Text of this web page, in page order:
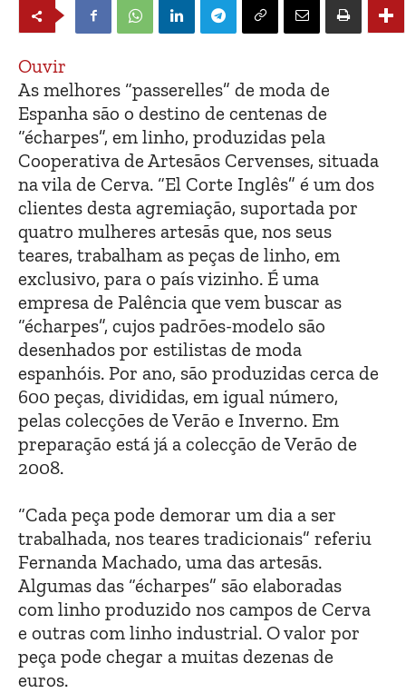
Ouvir
As melhores “passerelles” de moda de
Espanha são o destino de centenas de
“écharpes”, em linho, produzidas pela
Cooperativa de Artesãos Cervenses, situada
na vila de Cerva. “El Corte Inglês” é um dos
clientes desta agremiação, suportada por
quatro mulheres artesãs que, nos seus
teares, trabalham as peças de linho, em
exclusivo, para o país vizinho. É uma
empresa de Palência que vem buscar as
“écharpes”, cujos padrões-modelo são
desenhados por estilistas de moda
espanhóis. Por ano, são produzidas cerca de
600 peças, divididas, em igual número,
pelas colecções de Verão e Inverno. Em
preparação está já a colecção de Verão de
2008.
“Cada peça pode demorar um dia a ser
trabalhada, nos teares tradicionais” referiu
Fernanda Machado, uma das artesãs.
Algumas das “écharpes” são elaboradas
com linho produzido nos campos de Cerva
e outras com linho industrial. O valor por
peça pode chegar a muitas dezenas de
euros.